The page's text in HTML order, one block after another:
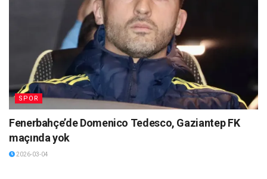
SPOR
Fenerbahçe’de Domenico Tedesco, Gaziantep FK
maçında yok
2026-03-04